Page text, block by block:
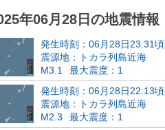
年06月28日の地震情報
発生時刻：06月28日23:31頃
震源地：トカラ列島近海
M3.1
最大震度：1
発生時刻：06月28日22:13頃
震源地：トカラ列島近海
M2.3
最大震度：1